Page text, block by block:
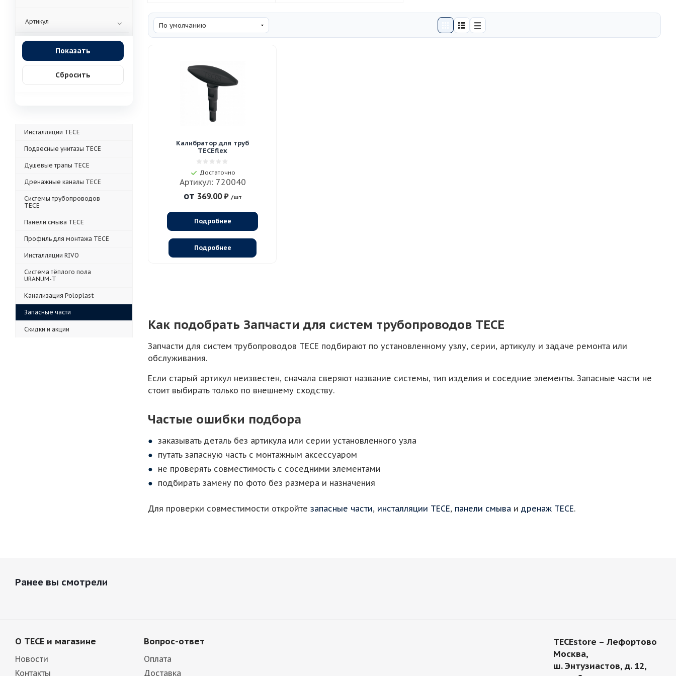
Скидки и акции
Инсталляции TECE
Подвесные унитазы TECE
Душевые трапы TECE
Дренажные каналы TECE
Системы трубопроводов
TECE
Панели смыва TECE
Профиль для монтажа TECE
Инсталляции RIVO
Система тёплого пола
URANUM-T
Канализация Poloplast
Запасные части
Артикул
Сбросить
По умолчанию
Калибратор для труб
TECEflex
Достаточно
Артикул: 720040
от 369.00 ₽ /шт
Подробнее
Подробнее
Как подобрать Запчасти для систем трубопроводов TECE
Запчасти для систем трубопроводов TECE подбирают по установленному узлу, серии, артикулу и задаче ремонта или
обслуживания.
Если старый артикул неизвестен, сначала сверяют название системы, тип изделия и соседние элементы. Запасные части не
стоит выбирать только по внешнему сходству.
Частые ошибки подбора
заказывать деталь без артикула или серии установленного узла
путать запасную часть с монтажным аксессуаром
не проверять совместимость с соседними элементами
подбирать замену по фото без размера и назначения
Для проверки совместимости откройте запасные части, инсталляции TECE, панели смыва и дренаж TECE.
Ранее вы смотрели
О TECE и магазине
Новости
Контакты
Вопрос-ответ
Оплата
Доставка
TECEstore – Лефортово
Москва,
ш. Энтузиастов, д. 12,